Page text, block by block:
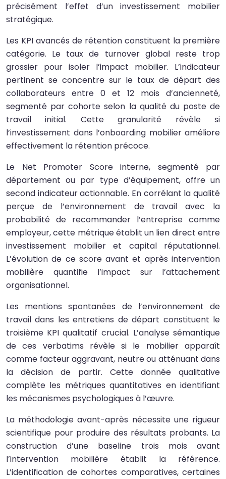
précisément l’effet d’un investissement mobilier
stratégique.
Les KPI avancés de rétention constituent la première
catégorie. Le taux de turnover global reste trop
grossier pour isoler l’impact mobilier. L’indicateur
pertinent se concentre sur le taux de départ des
collaborateurs entre 0 et 12 mois d’ancienneté,
segmenté par cohorte selon la qualité du poste de
travail initial. Cette granularité révèle si
l’investissement dans l’onboarding mobilier améliore
effectivement la rétention précoce.
Le Net Promoter Score interne, segmenté par
département ou par type d’équipement, offre un
second indicateur actionnable. En corrélant la qualité
perçue de l’environnement de travail avec la
probabilité de recommander l’entreprise comme
employeur, cette métrique établit un lien direct entre
investissement mobilier et capital réputationnel.
L’évolution de ce score avant et après intervention
mobilière quantifie l’impact sur l’attachement
organisationnel.
Les mentions spontanées de l’environnement de
travail dans les entretiens de départ constituent le
troisième KPI qualitatif crucial. L’analyse sémantique
de ces verbatims révèle si le mobilier apparaît
comme facteur aggravant, neutre ou atténuant dans
la décision de partir. Cette donnée qualitative
complète les métriques quantitatives en identifiant
les mécanismes psychologiques à l’œuvre.
La méthodologie avant-après nécessite une rigueur
scientifique pour produire des résultats probants. La
construction d’une baseline trois mois avant
l’intervention mobilière établit la référence.
L’identification de cohortes comparatives, certaines